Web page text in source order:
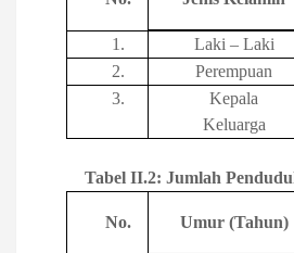
1. Laki – Laki
2.
Perempuan
3.
Kepala
Keluarga
Tabel II.2: Jumlah
No. Umur (Tahun)